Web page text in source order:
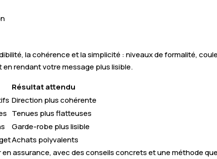
la cohérence et la simplicité : niveaux de formalité,
rendant votre message plus lisible.
Résultat attendu
Direction plus cohérente
Tenues plus flatteuses
Garde-robe plus lisible
Achats polyvalents
assurance, avec des conseils concrets et une méthode